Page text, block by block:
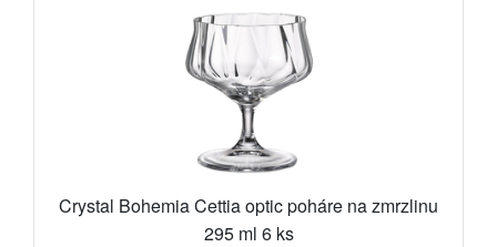
Crystal Bohemia Cettia optic poháre na zmrzlinu
295 ml 6 ks